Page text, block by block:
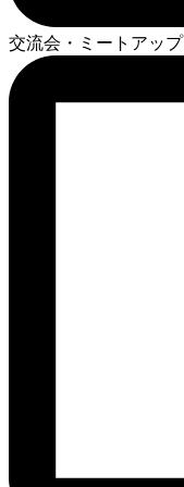
交流会・ミートアップ